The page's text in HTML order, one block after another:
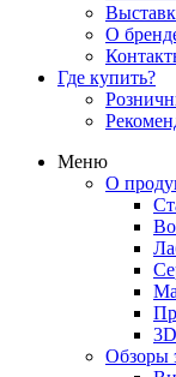
О
Где купить?
Меню
О
3D
Обзоры